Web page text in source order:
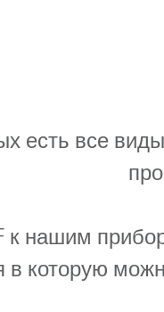
есть все
нашим
в которую